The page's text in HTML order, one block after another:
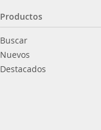
Productos
Buscar
Nuevos
Destacados